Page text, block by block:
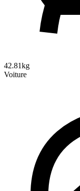
42.81kg
Voiture